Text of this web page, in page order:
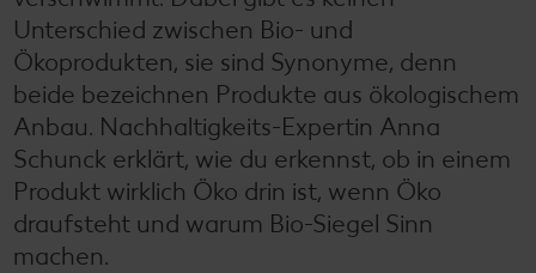
Unterschied zwischen Bio- und
Ökoprodukten, sie sind Synonyme, denn
beide bezeichnen Produkte aus ökologischem
Anbau. Nachhaltigkeits-Expertin Anna
Schunck erklärt, wie du erkennst, ob in einem
Produkt wirklich Öko drin ist, wenn Öko
draufsteht und warum Bio-Siegel Sinn
machen.